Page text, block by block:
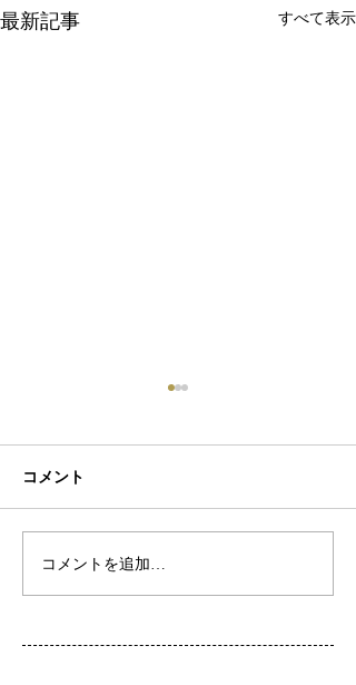
最新記事 すべて表示
初ネイル
コメント
コメントを追加…